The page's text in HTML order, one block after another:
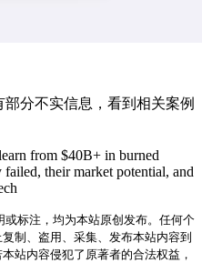
分不实信息，看到相关案例
from $40B+ in burned
their market potential, and
标注，均为本站原创发布。任何个
制、盗用、采集、发布本站内容到
站内容侵犯了原著者的合法权益，